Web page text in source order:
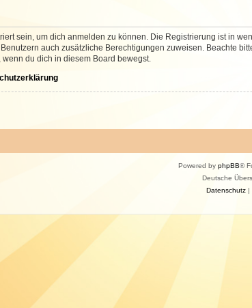
sein, um dich anmelden zu können. Die Registrierung ist in
auch zusätzliche Berechtigungen zuweisen. Beachte
du dich in diesem Board bewegst.
Powered by phpBB®
Deutsche
Datenschutz|